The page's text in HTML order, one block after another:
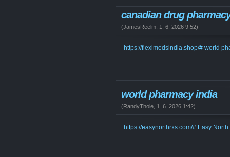
canadian drug
(JamesReelm 1. 6. 2026 9:52)
https://fleximedsindia.shop/# world
world pharmacy india
(RandyThole 1. 6. 2026 1:42)
https://easynorthrxs.com/# Easy North